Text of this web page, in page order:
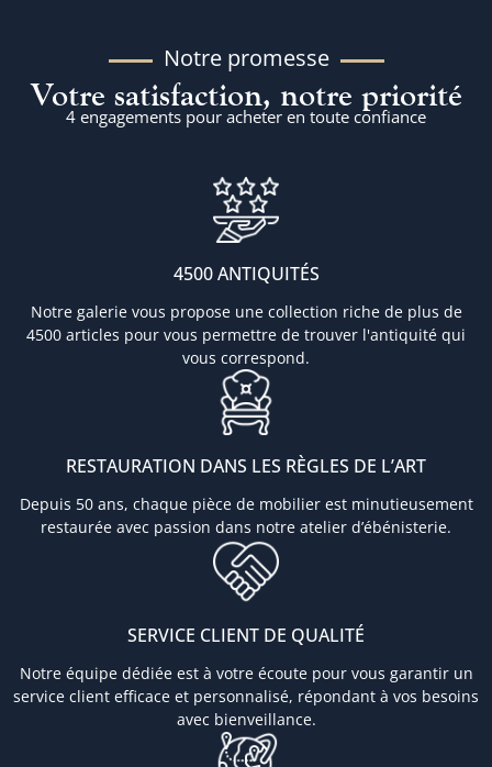
Notre promesse
Votre satisfaction, notre priorité
4 engagements pour acheter en toute confiance
4500 ANTIQUITÉS
Notre galerie vous propose une collection riche de plus de
4500 articles pour vous permettre de trouver l'antiquité qui
vous correspond.
RESTAURATION DANS LES RÈGLES DE L’ART
Depuis 50 ans, chaque pièce de mobilier est minutieusement
restaurée avec passion dans notre atelier d’ébénisterie.
SERVICE CLIENT DE QUALITÉ
Notre équipe dédiée est à votre écoute pour vous garantir un
service client efficace et personnalisé, répondant à vos besoins
avec bienveillance.